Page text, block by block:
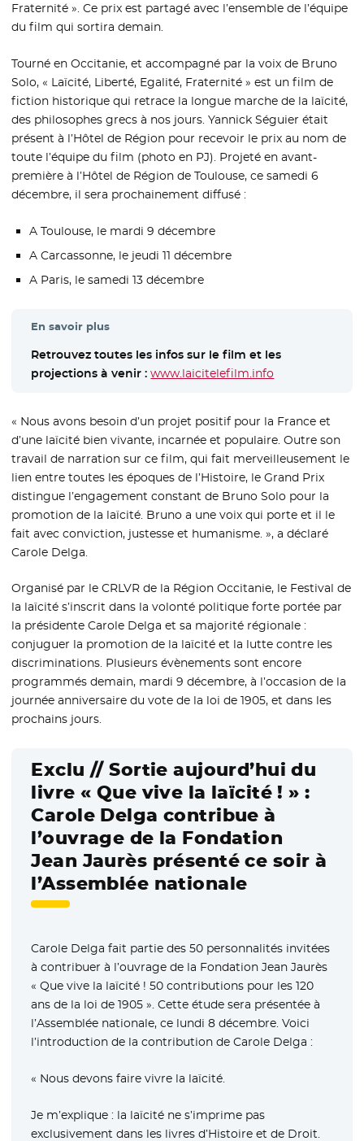
Fraternité ». Ce prix est partagé avec l’ensemble de l’équipe
du film qui sortira demain.
Tourné en Occitanie, et accompagné par la voix de Bruno
Solo, « Laïcité, Liberté, Egalité, Fraternité » est un film de
fiction historique qui retrace la longue marche de la laïcité,
des philosophes grecs à nos jours. Yannick Séguier était
présent à l’Hôtel de Région pour recevoir le prix au nom de
toute l’équipe du film (photo en PJ). Projeté en avant-
première à l’Hôtel de Région de Toulouse, ce samedi 6
décembre, il sera prochainement diffusé :
A Toulouse, le mardi 9 décembre
A Carcassonne, le jeudi 11 décembre
A Paris, le samedi 13 décembre
En savoir plus
Retrouvez toutes les infos sur le film et les
projections à venir : www.laicitelefilm.info
« Nous avons besoin d’un projet positif pour la France et
d’une laïcité bien vivante, incarnée et populaire. Outre son
travail de narration sur ce film, qui fait merveilleusement le
lien entre toutes les époques de l’Histoire, le Grand Prix
distingue l’engagement constant de Bruno Solo pour la
promotion de la laïcité. Bruno a une voix qui porte et il le
fait avec conviction, justesse et humanisme. », a déclaré
Carole Delga.
Organisé par le CRLVR de la Région Occitanie, le Festival de
la laïcité s’inscrit dans la volonté politique forte portée par
la présidente Carole Delga et sa majorité régionale :
conjuguer la promotion de la laïcité et la lutte contre les
discriminations. Plusieurs évènements sont encore
programmés demain, mardi 9 décembre, à l’occasion de la
journée anniversaire du vote de la loi de 1905, et dans les
prochains jours.
Exclu // Sortie aujourd’hui du
livre « Que vive la laïcité ! » :
Carole Delga contribue à
l’ouvrage de la Fondation
Jean Jaurès présenté ce soir à
l’Assemblée nationale
Carole Delga fait partie des 50 personnalités invitées
à contribuer à l’ouvrage de la Fondation Jean Jaurès
« Que vive la laïcité ! 50 contributions pour les 120
ans de la loi de 1905 ». Cette étude sera présentée à
l’Assemblée nationale, ce lundi 8 décembre. Voici
l’introduction de la contribution de Carole Delga :
« Nous devons faire vivre la laïcité.
Je m’explique : la laïcité ne s’imprime pas
exclusivement dans les livres d’Histoire et de Droit.